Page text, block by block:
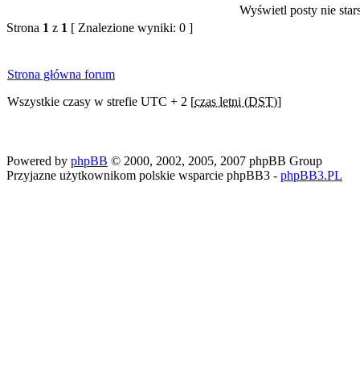
Wyświetl posty nie
Strona 1 z 1 [ Znalezione wyniki: 0 ]
Strona główna forum
Wszystkie czasy w strefie UTC + 2 [czas letni (DST)]
Powered by phpBB © 2000, 2002, 2005, 2007 phpBB Group
Przyjazne użytkownikom polskie wsparcie phpBB3 - phpBB3.PL